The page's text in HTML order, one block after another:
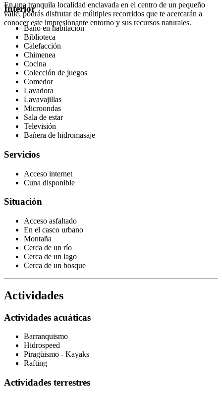
En una tranquila localidad enclavada en el centro de un pequeño
valle, podrás disfrutar de múltiples recorridos que te acercarán a
conocer este impresionante entorno y sus recursos naturales.
Interior
Baño en habitación
Biblioteca
Calefacción
Chimenea
Cocina
Colección de juegos
Comedor
Lavadora
Lavavajillas
Microondas
Sala de estar
Televisión
Bañera de hidromasaje
Servicios
Acceso internet
Cuna disponible
Situación
Acceso asfaltado
En el casco urbano
Montaña
Cerca de un río
Cerca de un lago
Cerca de un bosque
Actividades
Actividades acuáticas
Barranquismo
Hidrospeed
Piragüismo - Kayaks
Rafting
Actividades terrestres